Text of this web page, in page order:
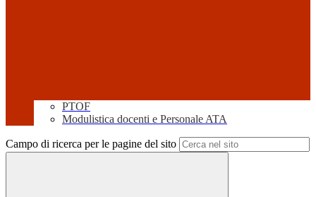
PTOF
Modulistica docenti e Personale ATA
Campo di ricerca per le pagine del sito